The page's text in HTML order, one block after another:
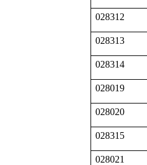
028312
028313
028314
028019
028020
028315
028021